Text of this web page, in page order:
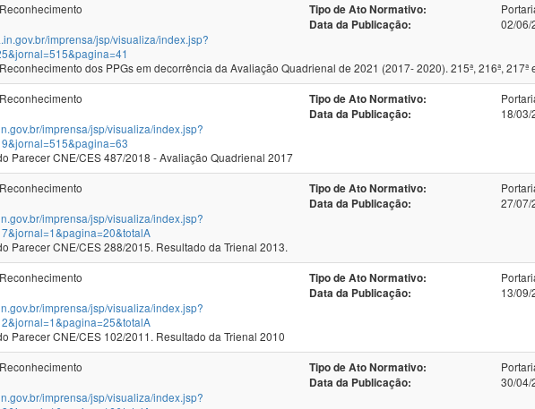
Tipo de Ato Normativo:
Data da Publicação:
02/06/
imprensa/jsp/visualiza/index.jsp?
dos PPGs em decorrência da Avaliação Quadrienal de 2021 (2017- 2020). 215ª, 216ª, 217ª
Tipo de Ato Normativo:
Data da Publicação:
18/03/
imprensa/jsp/visualiza/index.jsp?
Parecer CNE/CES 487/2018 - Avaliação Quadrienal 2017
Tipo de Ato Normativo:
Data da Publicação:
27/07/
imprensa/jsp/visualiza/index.jsp?
Parecer CNE/CES 288/2015. Resultado da Trienal 2013.
Tipo de Ato Normativo:
Data da Publicação:
13/09/
imprensa/jsp/visualiza/index.jsp?
Parecer CNE/CES 102/2011. Resultado da Trienal 2010
Tipo de Ato Normativo:
Data da Publicação:
30/04/
imprensa/jsp/visualiza/index.jsp?